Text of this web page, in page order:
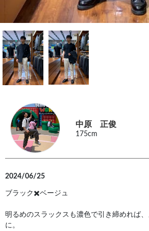
中原 正俊
175cm
2024/06/25
ブラック✖️ベージュ
明るめのスラックスも濃色で引き締めれば
に。